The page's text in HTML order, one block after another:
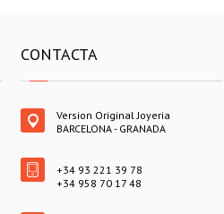
CONTACTA
Version Original Joyeria
BARCELONA - GRANADA
+34 93 221 39 78
+34 958 70 17 48